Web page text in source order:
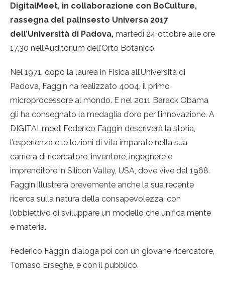
DigitalMeet, in collaborazione con BoCulture,
rassegna del palinsesto Universa 2017
dell’Università di Padova, martedì 24 ottobre alle ore
17,30 nell’Auditorium dell’Orto Botanico.
Nel 1971, dopo la laurea in Fisica all’Università di
Padova, Faggin ha realizzato 4004, il primo
microprocessore al mondo. E nel 2011 Barack Obama
gli ha consegnato la medaglia d’oro per l’innovazione. A
DIGITALmeet Federico Faggin descriverà la storia,
l’esperienza e le lezioni di vita imparate nella sua
carriera di ricercatore, inventore, ingegnere e
imprenditore in Silicon Valley, USA, dove vive dal 1968.
Faggin illustrerà brevemente anche la sua recente
ricerca sulla natura della consapevolezza, con
l’obbiettivo di sviluppare un modello che unifica mente
e materia.
Federico Faggin dialoga poi con un giovane ricercatore,
Tomaso Erseghe, e con il pubblico.